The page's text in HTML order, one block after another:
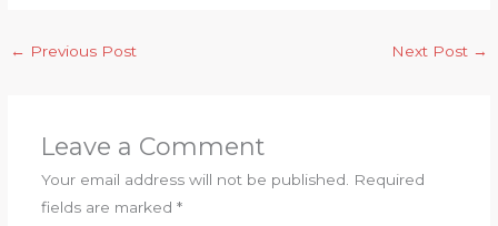
← Previous Post Next Post →
Leave a Comment
Your email address will not be published.
Required
fields are marked *